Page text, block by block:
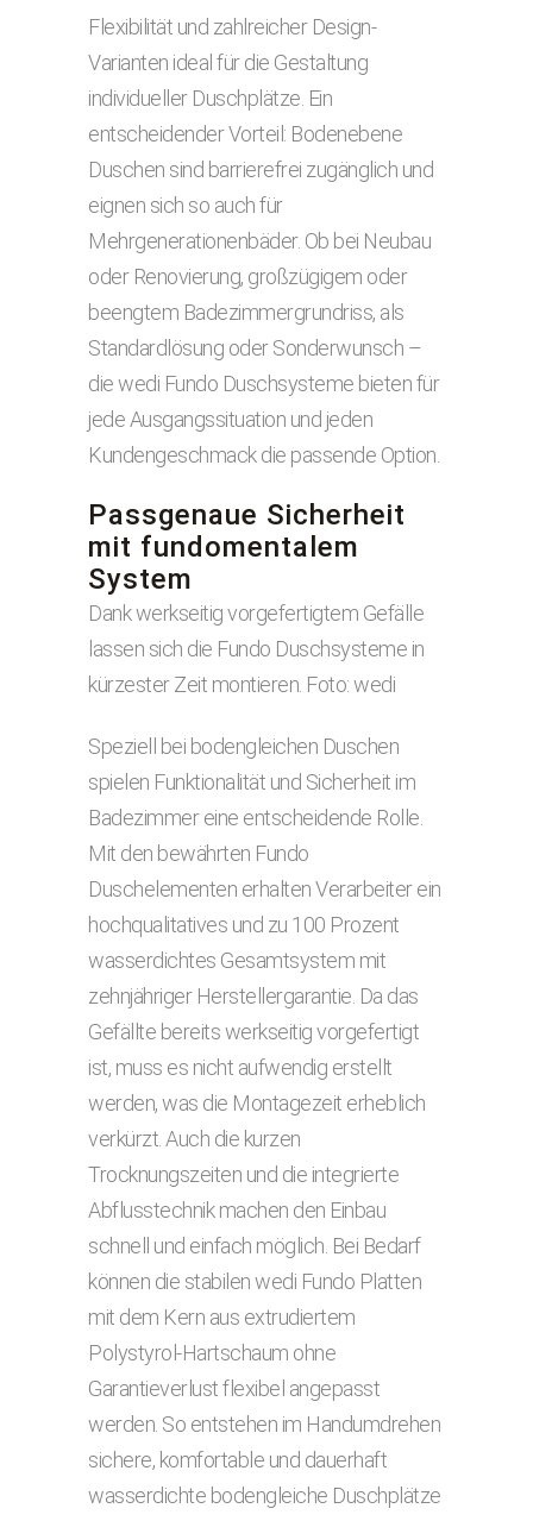
Flexibilität und zahlreicher Design-
Varianten ideal für die Gestaltung
individueller Duschplätze. Ein
entscheidender Vorteil: Bodenebene
Duschen sind barrierefrei zugänglich und
eignen sich so auch für
Mehrgenerationenbäder. Ob bei Neubau
oder Renovierung, großzügigem oder
beengtem Badezimmergrundriss, als
Standardlösung oder Sonderwunsch –
die wedi Fundo Duschsysteme bieten für
jede Ausgangssituation und jeden
Kundengeschmack die passende Option.
Passgenaue Sicherheit
mit fundomentalem
System
Dank werkseitig vorgefertigtem Gefälle
lassen sich die Fundo Duschsysteme in
kürzester Zeit montieren. Foto: wedi
Speziell bei bodengleichen Duschen
spielen Funktionalität und Sicherheit im
Badezimmer eine entscheidende Rolle.
Mit den bewährten Fundo
Duschelementen erhalten Verarbeiter ein
hochqualitatives und zu 100 Prozent
wasserdichtes Gesamtsystem mit
zehnjähriger Herstellergarantie. Da das
Gefällte bereits werkseitig vorgefertigt
ist, muss es nicht aufwendig erstellt
werden, was die Montagezeit erheblich
verkürzt. Auch die kurzen
Trocknungszeiten und die integrierte
Abflusstechnik machen den Einbau
schnell und einfach möglich. Bei Bedarf
können die stabilen wedi Fundo Platten
mit dem Kern aus extrudiertem
Polystyrol-Hartschaum ohne
Garantieverlust flexibel angepasst
werden. So entstehen im Handumdrehen
sichere, komfortable und dauerhaft
wasserdichte bodengleiche Duschplätze